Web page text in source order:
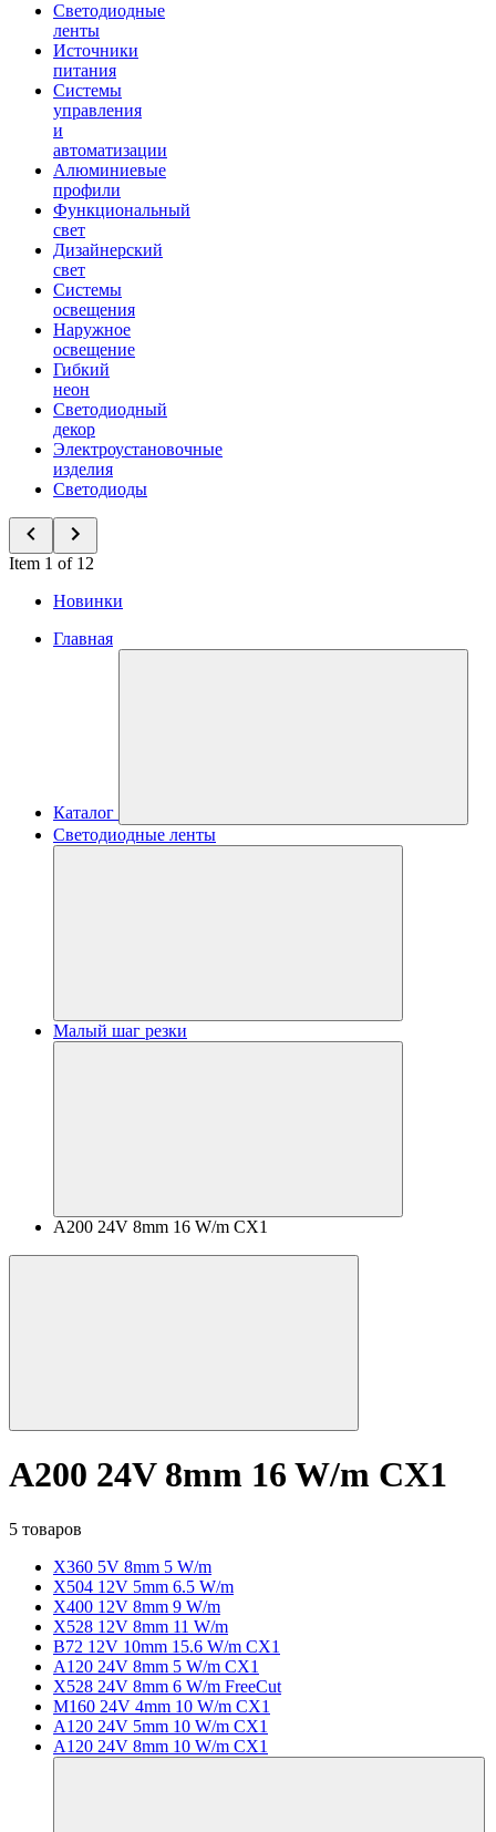
Светодиодные
ленты
Источники
питания
Системы
управления
и
автоматизации
Алюминиевые
профили
Функциональный
свет
Дизайнерский
свет
Системы
освещения
Наружное
освещение
Гибкий
неон
Светодиодный
декор
Электроустановочные
изделия
Светодиоды
Item 1 of 12
Новинки
Главная
Каталог
Светодиодные ленты
Малый шаг резки
A200 24V 8mm 16 W/m CX1
A200 24V 8mm 16 W/m CX1
5 товаров
X360 5V 8mm 5 W/m
X504 12V 5mm 6.5 W/m
X400 12V 8mm 9 W/m
X528 12V 8mm 11 W/m
B72 12V 10mm 15.6 W/m CX1
A120 24V 8mm 5 W/m CX1
X528 24V 8mm 6 W/m FreeCut
M160 24V 4mm 10 W/m CX1
A120 24V 5mm 10 W/m CX1
A120 24V 8mm 10 W/m CX1